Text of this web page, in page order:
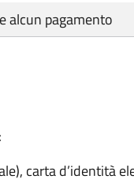
alcun pagamento
carta d’identità